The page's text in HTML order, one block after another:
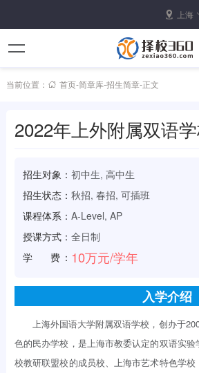
上海
当前位置： 首页-简章库-招生简章-正文
2022年上外附属双语
招生对象： 初中生, 高中生
招生状态： 秋招, 春招, 可插班
课程体系： A-Level, AP
授课方式： 全日制
学 费： 10万元/学年
入学介绍
上海外国语大学附属双语学校，创办于
色的民办学校，是上海市教委认定的双语实
校教研联盟校的成员校、上海市艺术特色学